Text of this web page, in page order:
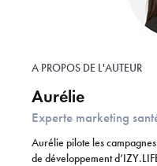
A PROPOS DE L'AUTEUR
Aurélie
Experte marketing
Aurélie pilote les
de développement